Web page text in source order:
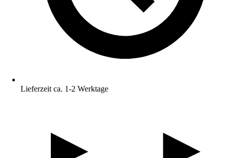
Lieferzeit ca. 1-2 Werktage